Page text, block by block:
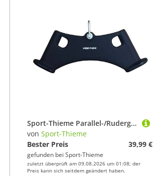
Sport-Thieme Parallel-/Rudergriff
von Sport-Thieme
Bester Preis
39,99 €
gefunden bei Sport-Thieme
zuletzt überprüft am 09.08.2026 um 01:08; der
Preis kann sich seitdem geändert haben.